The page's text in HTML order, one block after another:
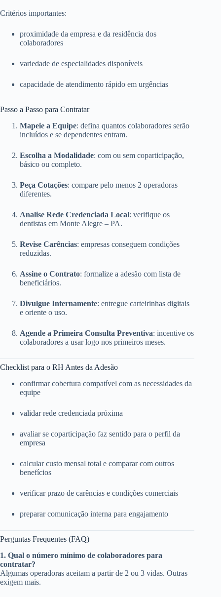
Critérios importantes:
proximidade da empresa e da residência dos
colaboradores
variedade de especialidades disponíveis
capacidade de atendimento rápido em urgências
Passo a Passo para Contratar
Mapeie a Equipe: defina quantos colaboradores serão
incluídos e se dependentes entram.
Escolha a Modalidade: com ou sem coparticipação,
básico ou completo.
Peça Cotações: compare pelo menos 2 operadoras
diferentes.
Analise Rede Credenciada Local: verifique os
dentistas em Monte Alegre – PA.
Revise Carências: empresas conseguem condições
reduzidas.
Assine o Contrato: formalize a adesão com lista de
beneficiários.
Divulgue Internamente: entregue carteirinhas digitais
e oriente o uso.
Agende a Primeira Consulta Preventiva: incentive os
colaboradores a usar logo nos primeiros meses.
Checklist para o RH Antes da Adesão
confirmar cobertura compatível com as necessidades da
equipe
validar rede credenciada próxima
avaliar se coparticipação faz sentido para o perfil da
empresa
calcular custo mensal total e comparar com outros
benefícios
verificar prazo de carências e condições comerciais
preparar comunicação interna para engajamento
Perguntas Frequentes (FAQ)
1. Qual o número mínimo de colaboradores para
contratar?
Algumas operadoras aceitam a partir de 2 ou 3 vidas. Outras
exigem mais.